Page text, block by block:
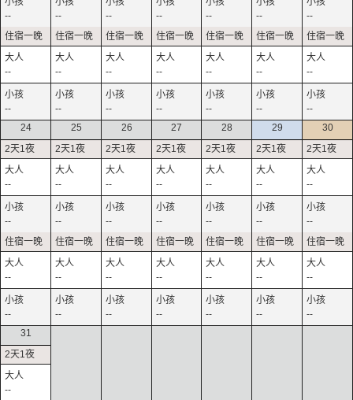
--
--
--
--
--
--
--
--
--
--
--
--
--
--
--
--
--
--
--
--
--
24
--
--
--
--
25
--
--
--
--
26
--
--
--
--
27
--
--
--
--
28
--
--
--
--
29
--
--
--
--
30
--
--
--
--
31
--